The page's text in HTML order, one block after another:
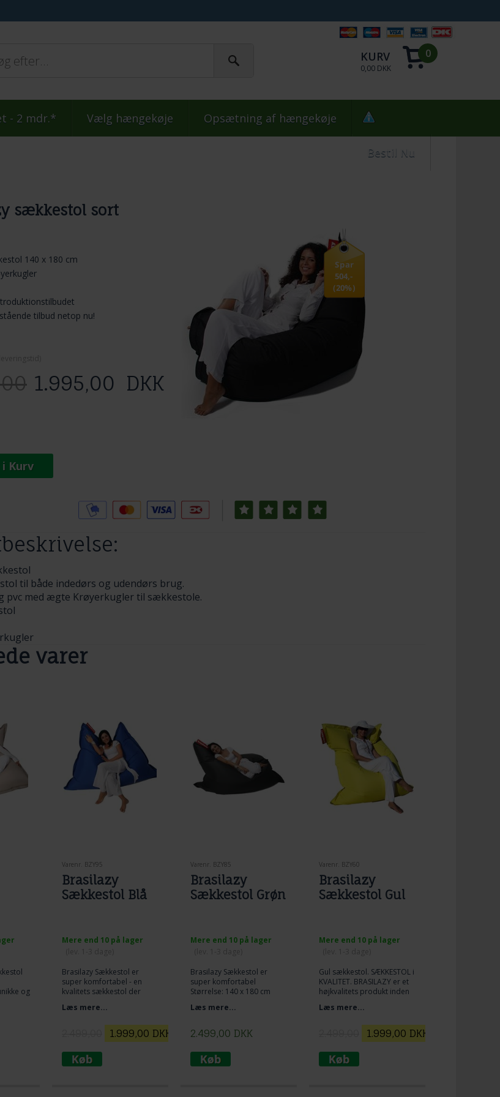
KURV
0,00 DKK
0
- 2 mdr.* Vælg hængekøje Opsætning af hængekøje
Bestil Nu
sækkestol sort
Spar
504,-
(20%)
140 x 180 cm
tilbud netop nu!
1.995,00 DKK
Kurv
til både indedørs og udendørs brug.
pvc med ægte Krøyerkugler til sækkestole.
varer
og
cm
til
Varenr. BZY95
Brasilazy
Sækkestol Blå
Mere end 10 på lager
Brasilazy Sækkestol er
super komfortabel - en
kvalitets sækkestol der
Størrelse: 140 x 180 cm
Brasilazy er en
ekstraordinær
superkvalitets sækkestol.
Slidstærk, komfortabel og
Læs mere...
1.999,00 DKK
Varenr. BZY85
Brasilazy
Sækkestol Grøn
Mere end 10 på lager
Brasilazy Sækkestol er
super komfortabel
Størrelse: 140 x 180 cm
Farve: GRØN
ekstraordinær
superkvalitetsækkestol.
Læs mere...
2.499,00 DKK
Varenr. BZY60
Brasilazy
Sækkestol Gul
Mere end 10 på lager
Gul sækkestol. SÆKKESTOL i
KVALITET. BRASILAZY er et
højkvalitets produkt inden
Læs mere...
1.999,00 DKK